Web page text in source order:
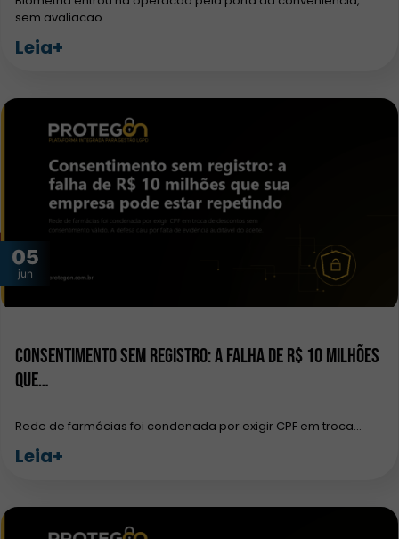
sem avaliacao…
Leia+
05
jun
Consentimento sem registro: a falha de R$ 10 milhões
que…
Rede de farmácias foi condenada por exigir CPF em troca…
Leia+